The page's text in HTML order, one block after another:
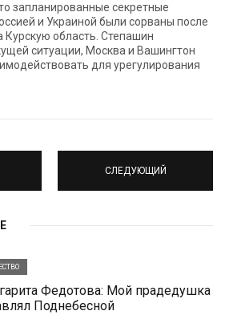
запланированные секретные
и Украиной были сорваны после
Курскую область. Степашин
ситуации, Москва и Вашингтон
для урегулирования
СЛЕДУЮЩИЙ
Федотова: Мой прадедушка
Поднебесной